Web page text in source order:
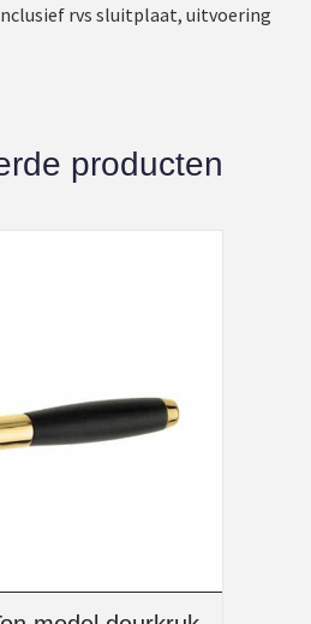
rvs sluitplaat, uitvoering
producten